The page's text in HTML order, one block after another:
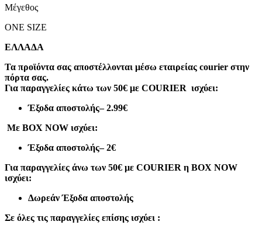
Μέγεθος
ONE SIZE
ΕΛΛΑΔΑ
Τα προϊόντα σας αποστέλλονται μέσω εταιρείας courier στην
πόρτα σας.
Για παραγγελίες κάτω των 50€ με COURIER ισχύει:
Έξοδα αποστολής– 2.99€
Με BOX NOW ισχύει:
Έξοδα αποστολής– 2€
Για παραγγελίες άνω των 50€ με COURIER η BOX NOW
ισχύει:
Δωρεάν Έξοδα αποστολής
Σε όλες τις παραγγελίες επίσης ισχύει :